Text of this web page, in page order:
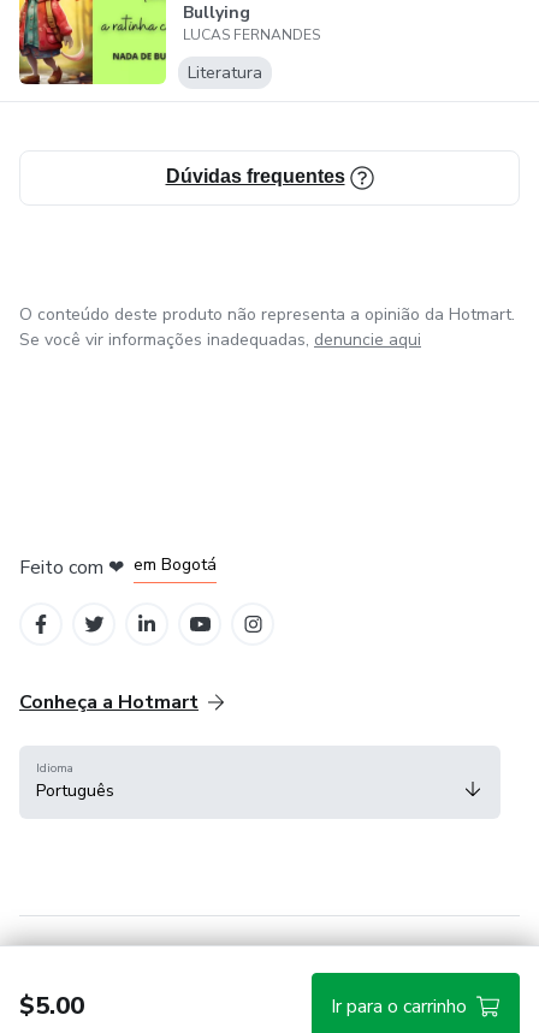
Bullying
LUCAS FERNANDES
Literatura
Dúvidas frequentes
$5.00 Ir para o carrinho
O conteúdo deste produto não representa a opinião da Hotmart.
Se você vir informações inadequadas, denuncie aqui
Feito com ❤ em Bogotá
Conheça a Hotmart
Idioma
Português